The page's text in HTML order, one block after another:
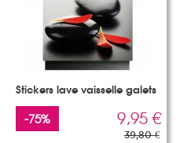
Stickers lave vaisselle galets
-75% 9,95 €
39,80 €